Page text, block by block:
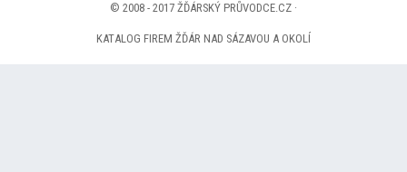
© 2008 - 2017 ŽĎÁRSKÝ PRŮVODCE.CZ ·
KATALOG FIREM ŽĎÁR NAD SÁZAVOU A OKOLÍ